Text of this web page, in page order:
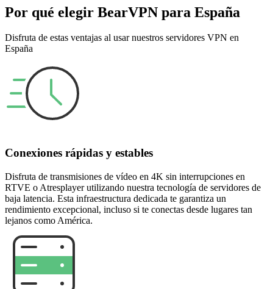
Por qué elegir BearVPN para España
Disfruta de estas ventajas al usar nuestros servidores VPN en
España
Conexiones rápidas y estables
Disfruta de transmisiones de vídeo en 4K sin interrupciones en
RTVE o Atresplayer utilizando nuestra tecnología de servidores de
baja latencia. Esta infraestructura dedicada te garantiza un
rendimiento excepcional, incluso si te conectas desde lugares tan
lejanos como América.